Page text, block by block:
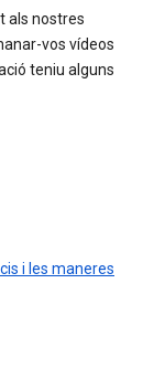
als nostres
vos vídeos
teniu alguns
i les maneres